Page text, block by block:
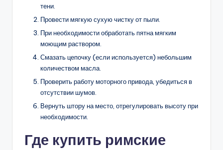
тени.
Провести мягкую сухую чистку от пыли.
При необходимости обработать пятна мягким
моющим раствором.
Смазать цепочку (если используется) небольшим
количеством масла.
Проверить работу моторного привода, убедиться в
отсутствии шумов.
Вернуть штору на место, отрегулировать высоту при
необходимости.
Где купить римские